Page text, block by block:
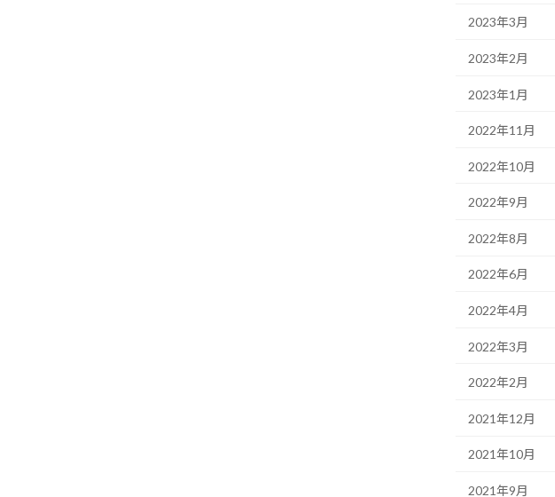
2023年3月
2023年2月
2023年1月
2022年11月
2022年10月
2022年9月
2022年8月
2022年6月
2022年4月
2022年3月
2022年2月
2021年12月
2021年10月
2021年9月